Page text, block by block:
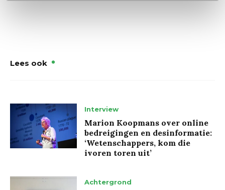
Lees ook
Interview
Marion Koopmans over online
bedreigingen en desinformatie:
‘Wetenschappers, kom die
ivoren toren uit’
Achtergrond